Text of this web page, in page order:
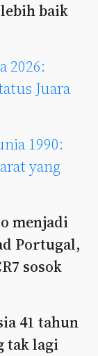
baik
2026:
Juara
1990:
yang
menjadi
Portugal,
sosok
41 tahun
tak lagi